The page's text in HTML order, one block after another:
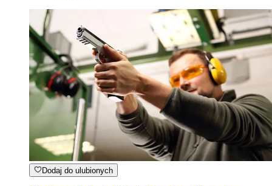
Dodaj do ulubionych